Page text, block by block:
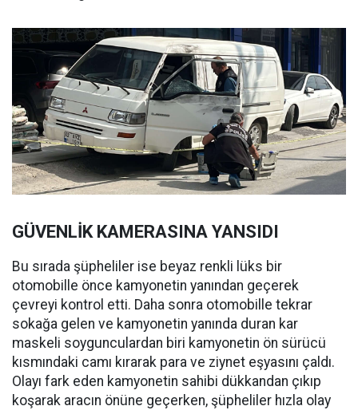
GÜVENLİK KAMERASINA YANSIDI
Bu sırada şüpheliler ise beyaz renkli lüks bir
otomobille önce kamyonetin yanından geçerek
çevreyi kontrol etti. Daha sonra otomobille tekrar
sokağa gelen ve kamyonetin yanında duran kar
maskeli soygunculardan biri kamyonetin ön sürücü
kısmındaki camı kırarak para ve ziynet eşyasını çaldı.
Olayı fark eden kamyonetin sahibi dükkandan çıkıp
koşarak aracın önüne geçerken, şüpheliler hızla olay